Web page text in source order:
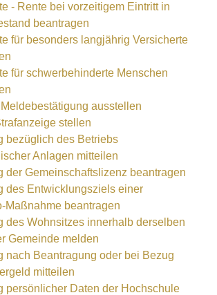
- Rente bei vorzeitigem Eintritt in
beantragen
für besonders langjährig Versicherte
für schwerbehinderte Menschen
ausstellen
stellen
bezüglich des Betriebs
Anlagen mitteilen
der Gemeinschaftslizenz beantragen
des Entwicklungsziels einer
Maßnahme beantragen
des Wohnsitzes innerhalb derselben
Gemeinde melden
nach Beantragung oder bei Bezug
mitteilen
persönlicher Daten der Hochschule